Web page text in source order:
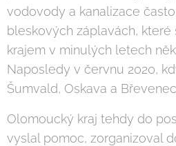
vodovody a kanalizace
bleskových záplavách,
krajem v minulých letech
Naposledy v červnu 2020,
Šumvald, Oskava a
Olomoucký kraj tehdy do
vyslal pomoc, zorganizoval